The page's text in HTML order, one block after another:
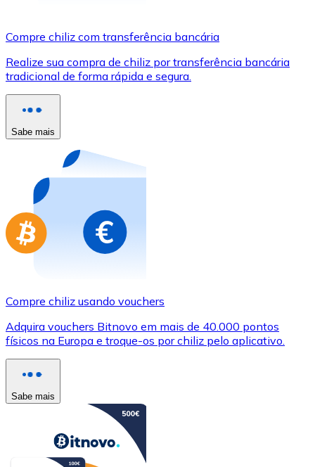
Use cartões Visa e Mastercard para comprar
Comprar com cartão
Compre cartões-presente das suas marcas favoritas
Ir para a loja de cartões-presente
Compre chiliz com transferência bancária
Realize sua compra de chiliz por transferência bancária
tradicional de forma rápida e segura.
Sabe mais
Compre chiliz usando vouchers
Adquira vouchers Bitnovo em mais de 40.000 pontos
físicos na Europa e troque-os por chiliz pelo aplicativo.
Sabe mais